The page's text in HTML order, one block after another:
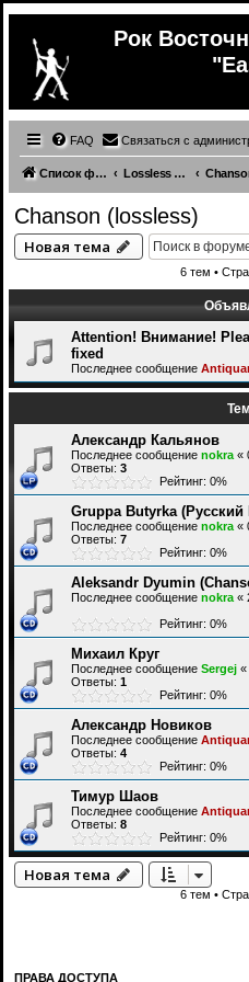
Рок
FAQ Связаться с
Список форумов Lossless Russian (& ex.USSR) music
Chanson (lossless)
Новая тема
6 тем •
Attention! Внимание!
fixed
Последнее сообщение
Александр Кальянов
Последнее сообщение nokra «
Ответы: 3
Рейтинг: 0%
Gruppa Butyrka
Последнее сообщение nokra «
Ответы: 7
Рейтинг: 0%
Aleksandr Dyumin
Последнее сообщение nokra «
Рейтинг: 0%
Михаил Круг
Последнее сообщение Sergej «
Ответы: 1
Рейтинг: 0%
Александр Новиков
Последнее сообщение
Ответы: 4
Рейтинг: 0%
Тимур Шаов
Последнее сообщение
Ответы: 8
Рейтинг: 0%
Новая тема
6 тем •
ПРАВА ДОСТУПА